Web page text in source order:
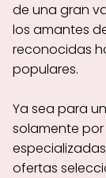
de una gran
los amantes
reconocidas
populares.
Ya sea para
solamente
ofertas